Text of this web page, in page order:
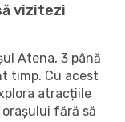
vizitezi
Atena, 3 până
timp. Cu acest
atracțiile
fără să